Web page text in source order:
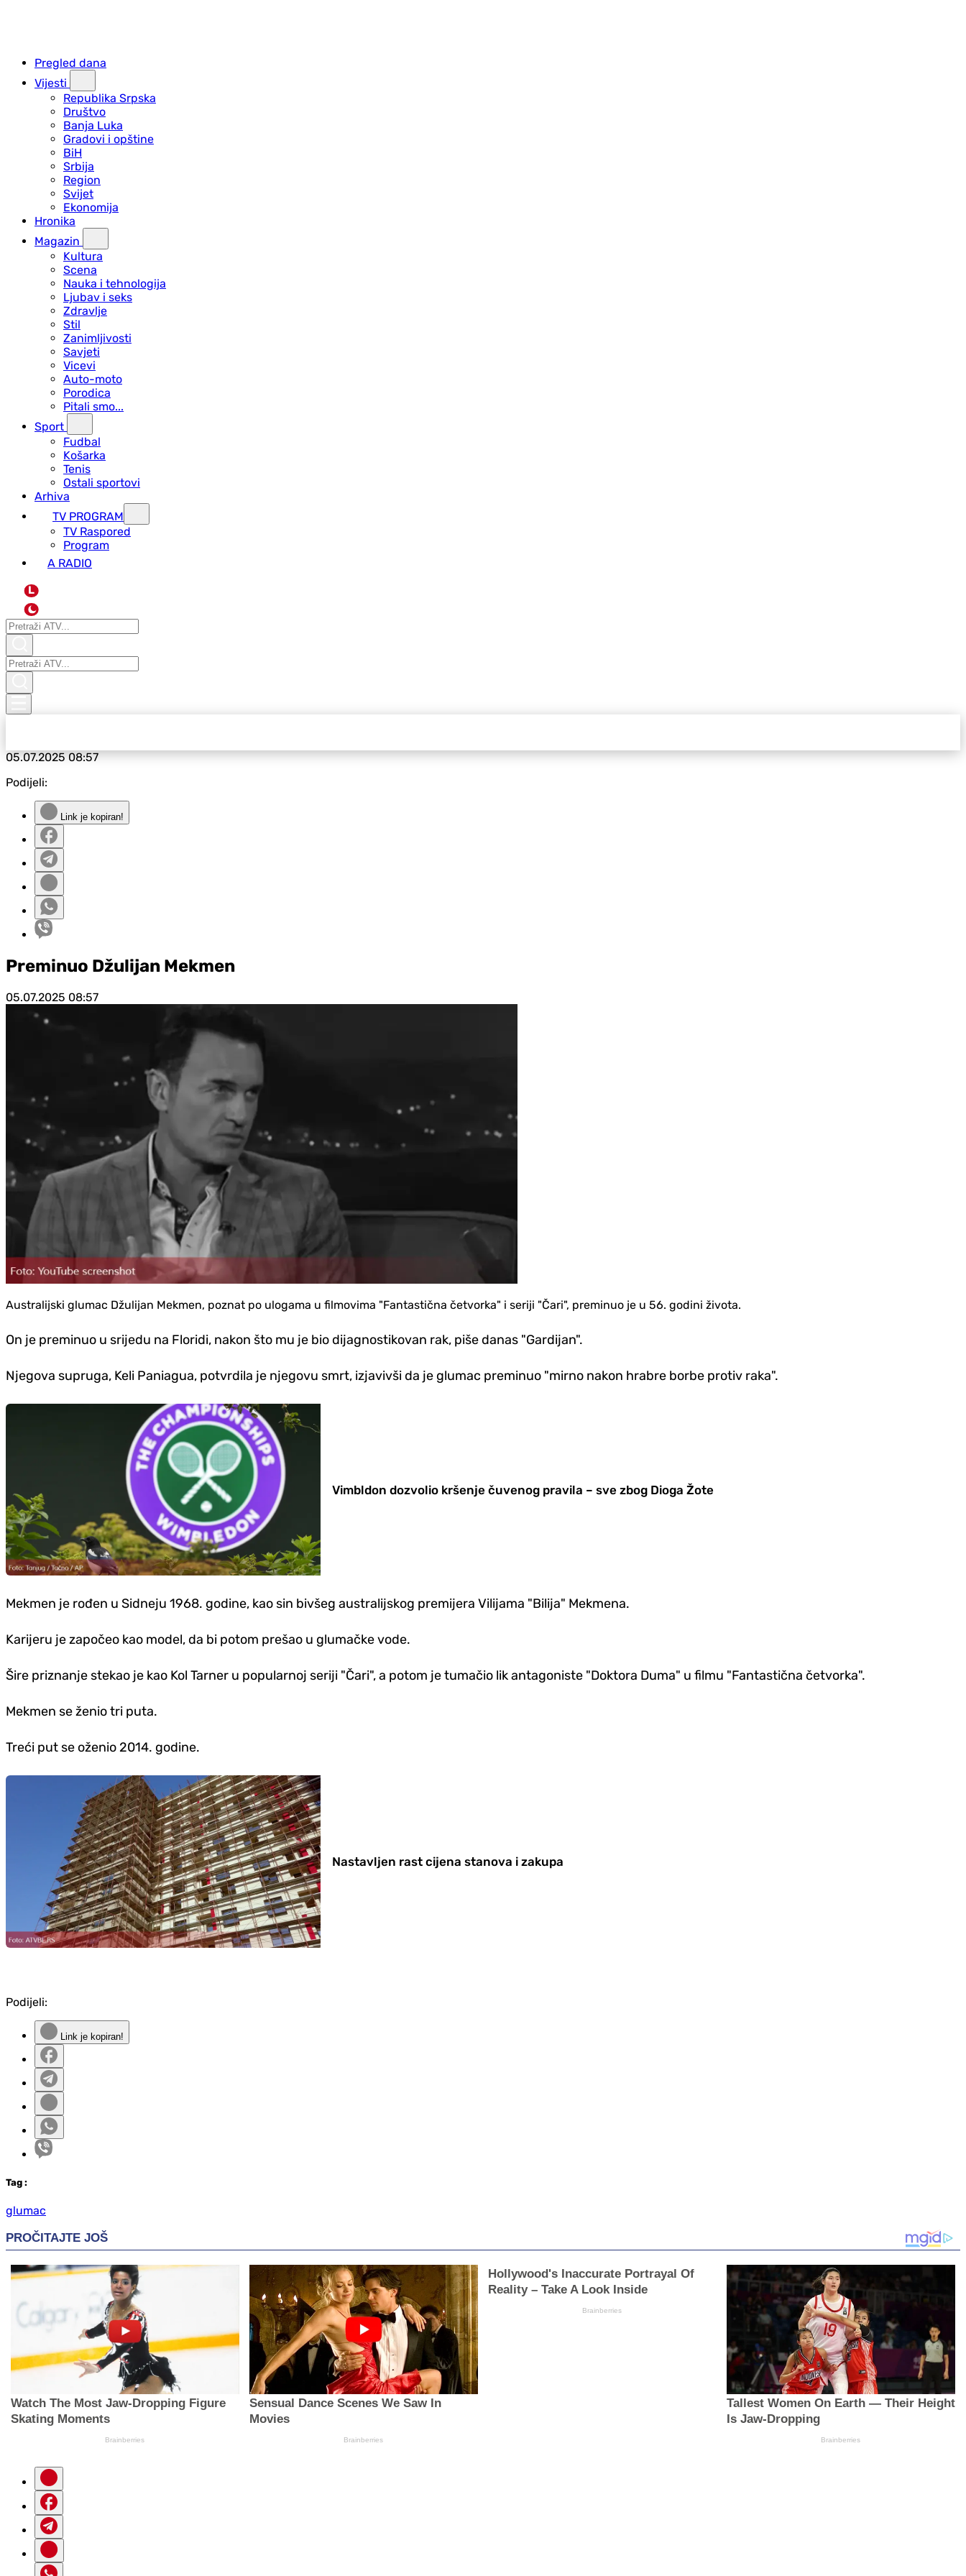
Pregled dana
Vijesti
Republika Srpska
Društvo
Banja Luka
Gradovi i opštine
BiH
Srbija
Region
Svijet
Ekonomija
Hronika
Magazin
Kultura
Scena
Nauka i tehnologija
Ljubav i seks
Zdravlje
Stil
Zanimljivosti
Savjeti
Vicevi
Auto-moto
Porodica
Pitali smo...
Sport
Fudbal
Košarka
Tenis
Ostali sportovi
Arhiva
TV PROGRAM
ТV Raspored
Program
A RADIO
L
05.07.202508:57
Podijeli:
Link je kopiran!
Preminuo Džulijan Mekmen
05.07.2025 08:57
Australijski glumac Džulijan Mekmen, poznat po ulogama u filmovima "Fantastična četvorka" i seriji "Čari", preminuo je u 56. godini života.
On je preminuo u srijedu na Floridi, nakon što mu je bio dijagnostikovan rak, piše danas "Gardijan".
Njegova supruga, Keli Paniagua, potvrdila je njegovu smrt, izjavivši da je glumac preminuo "mirno nakon hrabre borbe protiv raka".
Vimbldon dozvolio kršenje čuvenog pravila – sve zbog Dioga Žote
Mekmen je rođen u Sidneju 1968. godine, kao sin bivšeg australijskog premijera Vilijama "Bilija" Mekmena.
Karijeru je započeo kao model, da bi potom prešao u glumačke vode.
Šire priznanje stekao je kao Kol Tarner u popularnoj seriji "Čari", a potom je tumačio lik antagoniste "Doktora Duma" u filmu "Fantastična četvorka".
Mekmen se ženio tri puta.
Treći put se oženio 2014. godine.
Nastavljen rast cijena stanova i zakupa
Podijeli:
Link je kopiran!
Tag :
glumac